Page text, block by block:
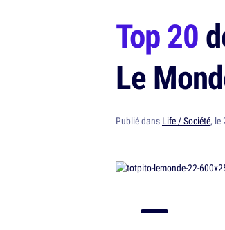
Top 20
Le
Publié dans Life / Société, le